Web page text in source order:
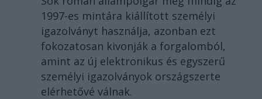
1997-es mintára kiállított személyi
igazolványt használja, azonban ezt
fokozatosan kivonják a forgalomból,
amint az új elektronikus és egyszerű
személyi igazolványok országszerte
elérhetővé válnak.